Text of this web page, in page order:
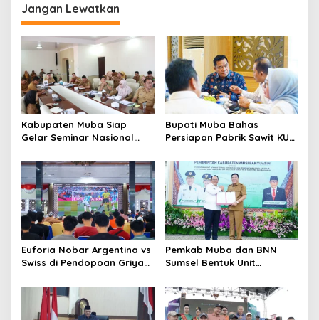
Jangan Lewatkan
Kabupaten Muba Siap
Gelar Seminar Nasional
Bupati Muba Bahas
Persiapan Pabrik Sawit KUD
Euforia Nobar Argentina vs
Swiss di Pendopoan Griya
Warga Sekayu Antusias
Pemkab Muba dan BNN
Sumsel Bentuk Unit